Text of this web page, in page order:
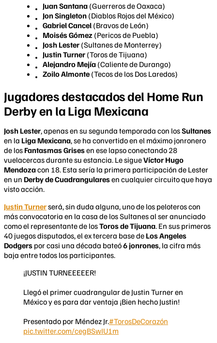
Juan Santana (Guerreros de Oaxaca)
Jon Singleton (Diablos Rojos del México)
Gabriel Cancel (Bravos de León)
Moisés Gómez (Pericos de Puebla)
Josh Lester (Sultanes de Monterrey)
Justin Turner (Toros de Tijuana)
Alejandro Mejía (Caliente de Durango)
Zoilo Almonte (Tecos de los Dos Laredos)
Jugadores destacados del Home Run
Derby en la Liga Mexicana
Josh Lester, apenas en su segunda temporada con losSultanes
en la Liga Mexicana, se ha convertido en el máximo jonronero
de los Fantasmas Grisesen ese lapso conectando 28
vuelacercas durante su estancia. Le sigueVíctor Hugo
Mendozacon 18. Esta sería la primera participación de Lester
en un Derby de Cuadrangularesen cualquier circuito que haya
visto acción.
Justin Turnerserá, sin duda alguna, uno de los peloteros con
más convocatoria en la casa de los Sultanes al ser anunciado
como el representante de losToros de Tijuana. En sus primeros
40 juegos disputados, el ex tercera base de Los Angeles
Dodgers por casi una década bateó6 jonrones, la cifra más
baja entre todos los participantes.
¡JUSTIN TURNEEEEER!
Llegó el primer cuadrangular de Justin Turner en
México y es para dar ventaja ¡Bien hecho Justin!
Presentado por Méndez Jr.#TorosDeCorazón
pic.twitter.com/cegBSwIU1m